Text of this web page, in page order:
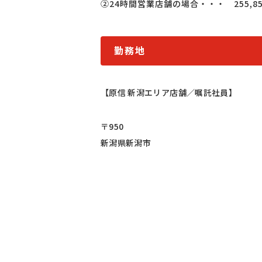
②24時間営業店舗の場合・・・　
勤務地
【原信 新潟エリア店舗／嘱託社員】
〒950
新潟県新潟市